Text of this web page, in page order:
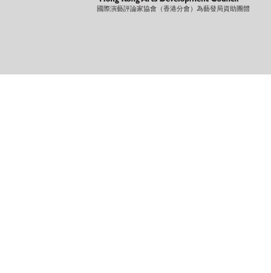
國際演藝評論家協會（香港分會）為藝發局資助團體